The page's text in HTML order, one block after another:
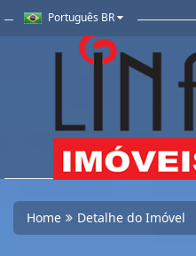
Português BR
Home Detalhe do Imóvel